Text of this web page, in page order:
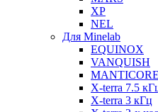
XP
NEL
Для Minelab
EQUINOX
VANQUISH
MANTICORE
X-terra 7.5
X-terra 3 кГц